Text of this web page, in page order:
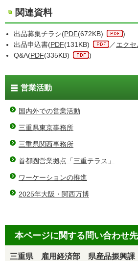
関連資料
出品募集チラシ(PDF(672KB)
)
出品申込書(PDF(131KB) ／エクセ
Q&A(PDF(335KB) )
営業活動
国内外での営業活動
三重県東京事務所
三重県関西事務所
首都圏営業拠点「三重テラス」
ワーケーションの推進
2025年大阪・関西万博
本ページに関する問い合わせ先
三重県 雇用経済部 県産品振興課